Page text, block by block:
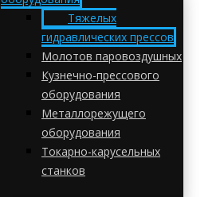
Тяжелых
гидравлических прессов
Молотов паровоздушных
Кузнечно-прессового
оборудования
Металлорежущего
оборудования
Токарно-карусельных
станков